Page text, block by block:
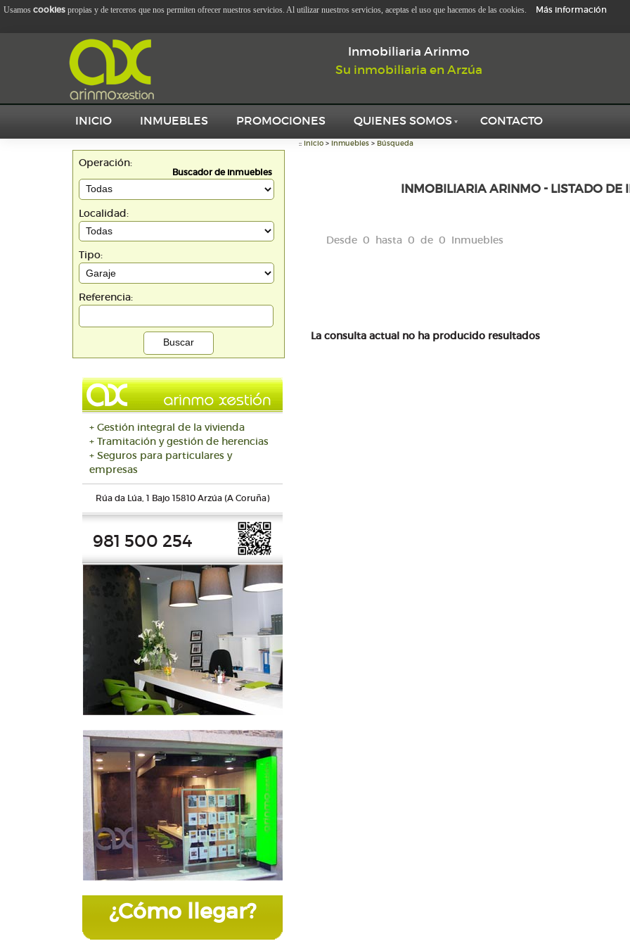
Inmobiliaria Arinmo
Su inmobiliaria en Arzúa
INICIO INMUEBLES PROMOCIONES QUIENES SOMOS CONTACTO
Buscador de inmuebles
Operación:
Localidad:
Tipo:
Referencia:
+ Gestión integral de la vivienda
+ Tramitación y gestión de herencias
+ Seguros para particulares y
empresas
Rúa da Lúa, 1 Bajo 15810 Arzúa (A Coruña)
981 500 254
¿Cómo llegar?
:: Inicio > Inmuebles > Búsqueda
INMOBILIARIA ARINMO - LISTADO DE
Desde 0 hasta 0 de 0 Inmuebles
La consulta actual no ha producido resultados
Usamos cookies propias y de terceros que nos permiten ofrecer nuestros servicios. Al utilizar nuestros servicios, aceptas el uso que hacemos de las cookies. Más información